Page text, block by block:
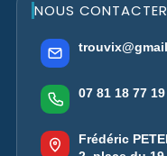
NOUS CONTACTER
07 81 18 77 19
Frédéric